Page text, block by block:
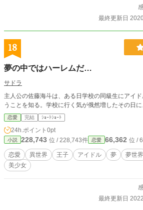
最終更新日
18
夢の中ではハーレムだ…
サドラ
主人公の佐藤海斗は、ある日学校の同級生にアイ
うことを知る。学校に行く気が俄然増したその日
恋愛 完結 ｼｮｰﾄｼｮｰﾄ
24h.ポイント 0pt
小説 228,743 位 / 228,743件 恋愛 66,362 位 /
恋愛 異世界 王子 アイドル 夢 夢世界
美少女
最終更新日